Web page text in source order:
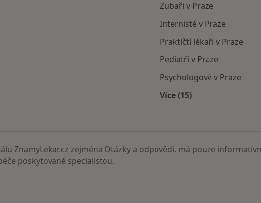
Zubaři v Praze
Internisté v Praze
Praktičtí lékaři v Praze
Pediatři v Praze
Psychologové v Praze
Více (15)
ZnamyLekar.cz zejména Otázky a odpovědi, má pouze
poskytované specialistou.